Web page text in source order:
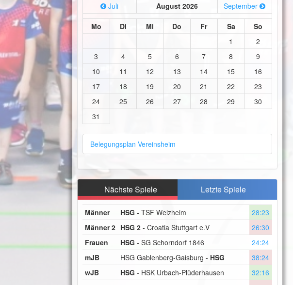
Juli August 2026 September
Mo Di Mi Do Fr Sa
So
1
2
3
4 5 6 7 8
9
10
11 12 13 14 15
16
17
18 19 20 21 22
23
24
25 26 27 28 29
30
31
Belegungsplan Vereinsheim
Nächste Spiele Letzte Spiele
Männer HSG - TSF Welzheim
28:23
Männer 2 HSG 2- Croatia Stuttgart e.V
26:30
Frauen
HSG - SG Schorndorf 1846
24:24
mJB
HSG Gablenberg-Gaisburg - HSG
38:24
wJB
HSG - HSK Urbach-Plüderhausen
32:16